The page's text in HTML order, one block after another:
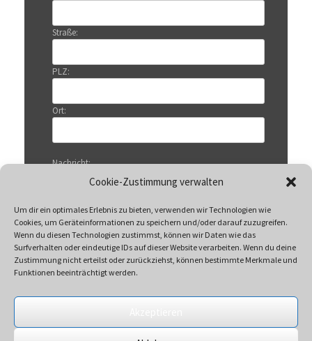
Cookie-Zustimmung verwalten
Um dir ein optimales Erlebnis zu bieten, verwenden wir Technologien wie
Cookies, um Geräteinformationen zu speichern und/oder darauf zuzugreifen.
Wenn du diesen Technologien zustimmst, können wir Daten wie das
Surfverhalten oder eindeutige IDs auf dieser Website verarbeiten. Wenn du deine
Zustimmung nicht erteilst oder zurückziehst, können bestimmte Merkmale und
Funktionen beeinträchtigt werden.
Straße:
PLZ:
Ort:
Nachricht:
Mit Klicken auf „Senden“ akzeptieren Sie unsere